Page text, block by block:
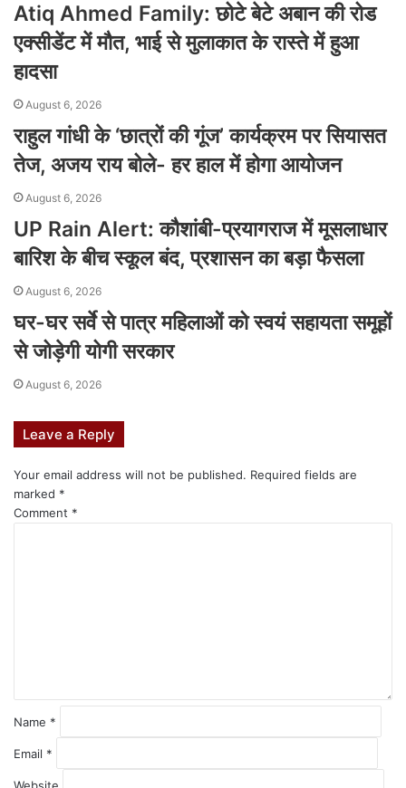
Atiq Ahmed Family: छोटे बेटे अबान की रोड
एक्सीडेंट में मौत, भाई से मुलाकात के रास्ते में हुआ
हादसा
August 6, 2026
राहुल गांधी के ‘छात्रों की गूंज’ कार्यक्रम पर सियासत
तेज, अजय राय बोले- हर हाल में होगा आयोजन
August 6, 2026
UP Rain Alert: कौशांबी-प्रयागराज में मूसलाधार
बारिश के बीच स्कूल बंद, प्रशासन का बड़ा फैसला
August 6, 2026
घर-घर सर्वे से पात्र महिलाओं को स्वयं सहायता समूहों
से जोड़ेगी योगी सरकार
August 6, 2026
Leave a Reply
Your email address will not be published. Required fields are
marked *
Comment *
Name *
Email *